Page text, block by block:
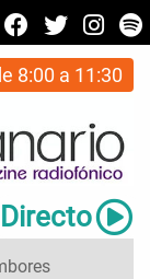
8:00 a 11:30
Directo